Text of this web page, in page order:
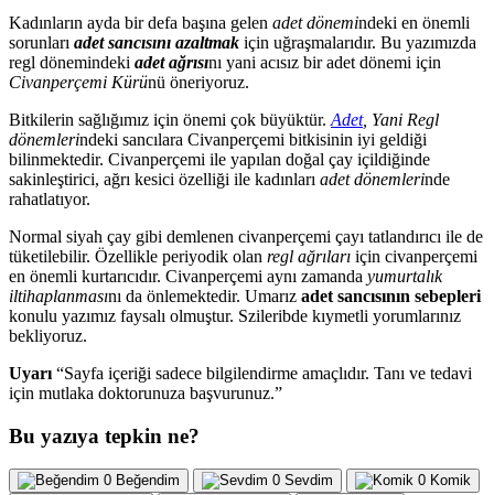
Kadınların ayda bir defa başına gelen adet dönemindeki en önemli
sorunları adet sancısını azaltmak için uğraşmalarıdır. Bu yazımızda
regl dönemindeki adet ağrısını yani acısız bir adet dönemi için
Civanperçemi Kürünü öneriyoruz.
Bitkilerin sağlığımız için önemi çok büyüktür. Adet, Yani Regl
dönemlerindeki sancılara Civanperçemi bitkisinin iyi geldiği
bilinmektedir. Civanperçemi ile yapılan doğal çay içildiğinde
sakinleştirici, ağrı kesici özelliği ile kadınları adet dönemlerinde
rahatlatıyor.
Normal siyah çay gibi demlenen civanperçemi çayı tatlandırıcı ile de
tüketilebilir. Özellikle periyodik olan regl ağrıları için civanperçemi
en önemli kurtarıcıdır. Civanperçemi aynı zamanda yumurtalık
iltihaplanmasını da önlemektedir. Umarız adet sancısının sebepleri
konulu yazımız faysalı olmuştur. Szileribde kıymetli yorumlarınız
bekliyoruz.
Uyarı “Sayfa içeriği sadece bilgilendirme amaçlıdır. Tanı ve tedavi
için mutlaka doktorunuza başvurunuz.”
Bu yazıya tepkin ne?
0 Beğendim 0 Sevdim 0 Komik